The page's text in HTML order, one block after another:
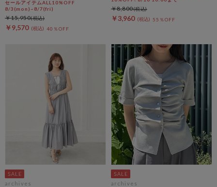
セールアイテムALL10%OFF
8/3(mon)~8/7(fri)
￥9,570 40％OFF
￥15,950 ￥3,960 55％OFF
￥8,800
archives archives